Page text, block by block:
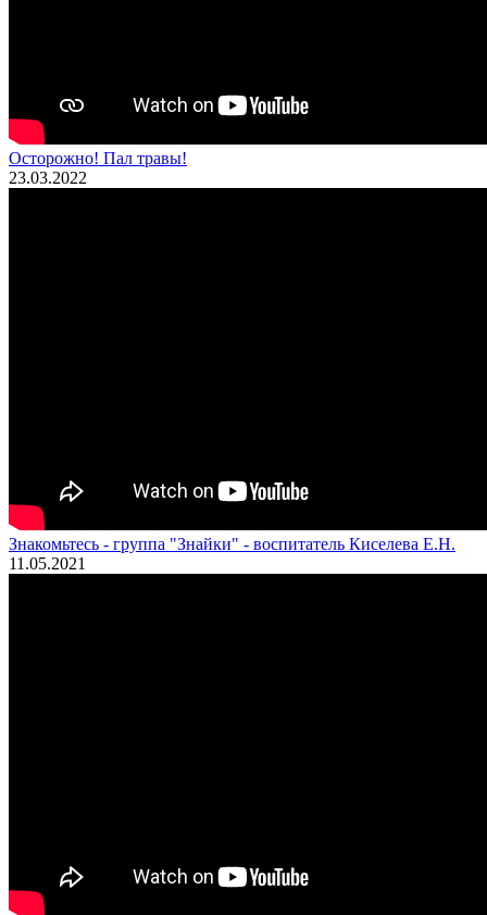
Осторожно! Пал травы!
23.03.2022
Знакомьтесь - группа "Знайки" - воспитатель Киселева Е.Н.
11.05.2021